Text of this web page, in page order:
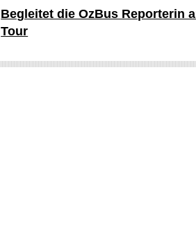
Begleitet die OzBus Reporterin
Tour